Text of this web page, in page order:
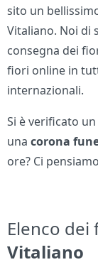
sito un
Vitaliano. Noi di
consegna dei
fiori online in
internazionali.
Si è verificato
unacorona
ore? Ci
Elenco
Vitaliano